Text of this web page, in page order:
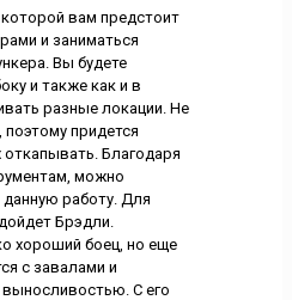
вам предстоит
и заниматься
Вы будете
и также как и в
разные локации. Не
придется
откапывать. Благодаря
можно
данную работу. Для
Брэдли.
хороший боец, но еще
с завалами и
С его